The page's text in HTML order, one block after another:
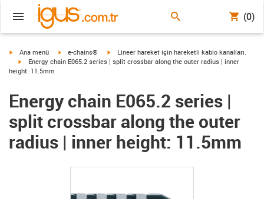
(0)
igus-icon-arrow-right
Ana menü igus-icon-arrow-right
e-chains® igus-icon-arrow-right
Lineer hareket için hareketli kablo kanalları.
igus-icon-arrow-right
Energy chain E065.2 series | split crossbar along the outer radius | inner
height: 11.5mm
Energy chain E065.2 series |
split crossbar along the outer
radius | inner height: 11.5mm